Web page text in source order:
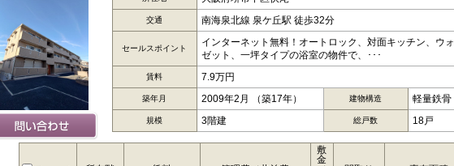
交通 南海泉北線 泉ケ丘駅 徒歩32分
セールスポイント
インターネット無料！オートロック、対面キッチン、ウ
ゼット、一坪タイプの浴室の物件で、･･･
賃料 7.9万円
築年月 2009年2月 （築17年） 建物構造 軽量鉄骨
規模 3階建 総戸数 18戸
敷
金